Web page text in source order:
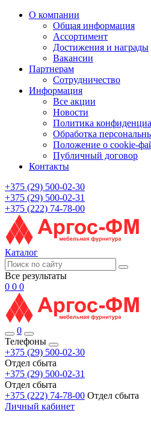
О компании
Общая информация
Ассортимент
Достижения и награды
Вакансии
Партнерам
Сотрудничество
Информация
Все акции
Новости
Политика
Обработка
Положение о cookie-
Публичный договор
Контакты
+375 (29) 500-02-30
+375 (29) 500-02-31
+375 (222) 74-78-00
Каталог
Все результаты
0 0 0
0
Телефоны
+375 (29) 500-02-30
Отдел сбыта
+375 (29) 500-02-31
Отдел сбыта
+375 (222) 74-78-00 Отдел сбыта
Личный кабинет